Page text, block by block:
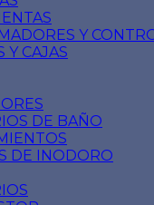
Y
Y CAJAS
DE BAÑO
DE INODORO